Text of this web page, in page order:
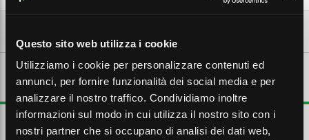
Questo sito web utilizza i cookie
Utilizziamo i cookie per personalizzare contenuti ed
annunci, per fornire funzionalità dei social media e per
analizzare il nostro traffico. Condividiamo inoltre
informazioni sul modo in cui utilizza il nostro sito con i
nostri partner che si occupano di analisi dei dati web,
DESCRIZIONE ESTESA
TAISBOX-EXU CUSTODIA IN TERMOINDURENTE 92x125x68 ATEX
2D2G